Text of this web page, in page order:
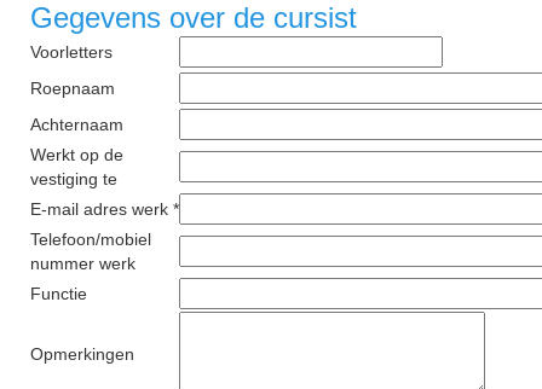
Gegevens over de cursist
Voorletters
Roepnaam
Achternaam
Werkt op de
vestiging te
E-mail adres werk *
Telefoon/mobiel
nummer werk
Functie
Opmerkingen